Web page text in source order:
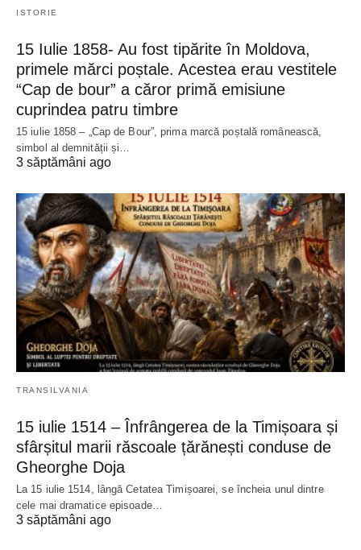
ISTORIE
15 Iulie 1858- Au fost tipărite în Moldova,
primele mărci poștale. Acestea erau vestitele
“Cap de bour” a căror primă emisiune
cuprindea patru timbre
15 iulie 1858 – „Cap de Bour”, prima marcă poștală românească,
simbol al demnității și…
3 săptămâni ago
TRANSILVANIA
15 iulie 1514 – Înfrângerea de la Timișoara și
sfârșitul marii răscoale țărănești conduse de
Gheorghe Doja
La 15 iulie 1514, lângă Cetatea Timișoarei, se încheia unul dintre
cele mai dramatice episoade…
3 săptămâni ago